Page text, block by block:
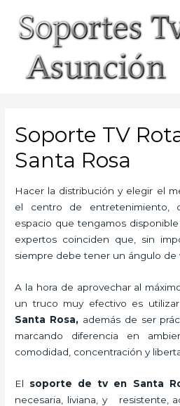
content
Soporte TV
Santa Rosa
Hacer la distribución y elegir el
el centro de entretenimiento,
espacio que tengamos
expertos coinciden que, sin
siempre debe tener un ángulo de
A la hora de aprovechar al
un truco muy efectivo es
Santa Rosa, además de ser
marcando diferencia en
comodidad, concentración y
El soporte de tv en Santa
necesaria, liviana, y resistente,